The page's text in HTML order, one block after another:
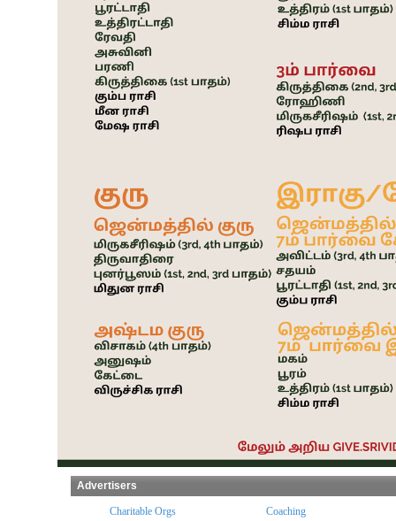
Advertisers
Charitable Orgs Coaching